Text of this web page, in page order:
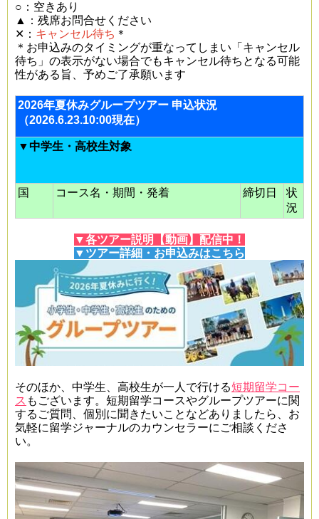
○：空きあり
▲：残席お問合せください
✕： キャンセル待ち ＊
＊お申込みのタイミングが重なってしまい「キャンセル
待ち」の表示がない場合でもキャンセル待ちとなる可能
性がある旨、予めご了承願います
2026年夏休みグループツアー 申込状況
（2026.6.23.10:00現在）
▼中学生・高校生対象
国 コース名・期間・発着 締切日
状
況
▼各ツアー説明【動画】配信中！
▼ツアー詳細・お申込みはこちら
そのほか、中学生、高校生が一人で行ける短期留学コー
ス もございます。短期留学コースやグループツアーに関
するご質問、個別に聞きたいことなどありましたら、お
気軽に留学ジャーナルのカウンセラーにご相談くださ
い。